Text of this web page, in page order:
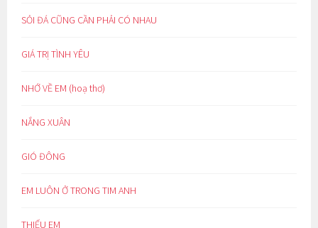
SỎI ĐÁ CŨNG CẦN PHẢI CÓ NHAU
GIÁ TRỊ TÌNH YÊU
NHỚ VỀ EM (hoạ thơ)
NẮNG XUÂN
GIÓ ĐÔNG
EM LUÔN Ở TRONG TIM ANH
THIẾU EM